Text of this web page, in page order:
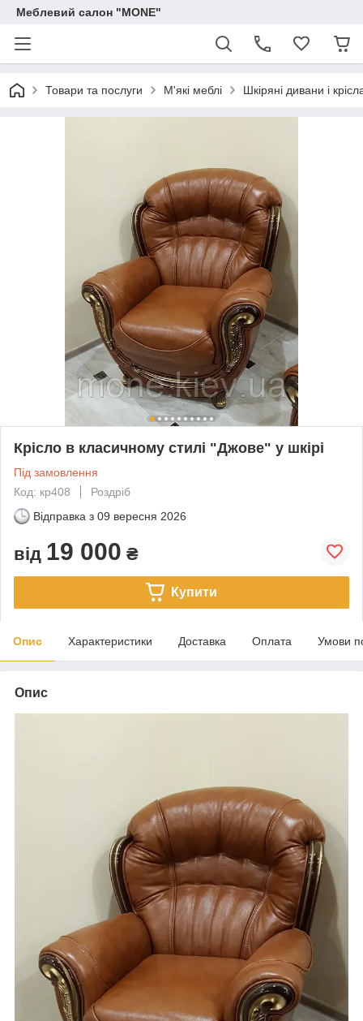
Меблевий салон "MONE"
Товари та послуги М'які меблі Шкіряні дивани і
Крісло в класичному стилі "Джове" у шкірі
Під замовлення
Код: кр408
Роздріб
Відправка з 09 вересня 2026
від 19 000 ₴
Купити
Опис Характеристики Доставка Оплата Умови
Опис